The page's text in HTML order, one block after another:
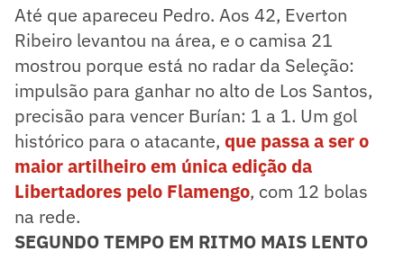
Até que apareceu Pedro. Aos 42, Everton
Ribeiro levantou na área, e o camisa 21
mostrou porque está no radar da Seleção:
impulsão para ganhar no alto de Los Santos,
precisão para vencer Burían: 1 a 1. Um gol
histórico para o atacante, que passa a ser o
maior artilheiro em única edição da
Libertadores pelo Flamengo, com 12 bolas
na rede.
SEGUNDO TEMPO EM RITMO MAIS LENTO